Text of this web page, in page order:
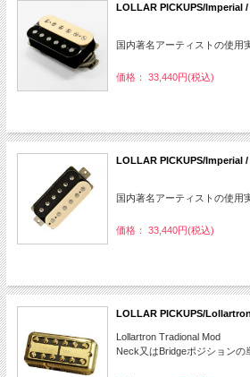
LOLLAR PICKUPS/Imperial
国内著名アーティストの使用
価格： 33,440円(税込)
LOLLAR PICKUPS/Imperial
国内著名アーティストの使用
価格： 33,440円(税込)
LOLLAR PICKUPS/
Lollartron Tradional Mod
Neck又はBridgeポジションの